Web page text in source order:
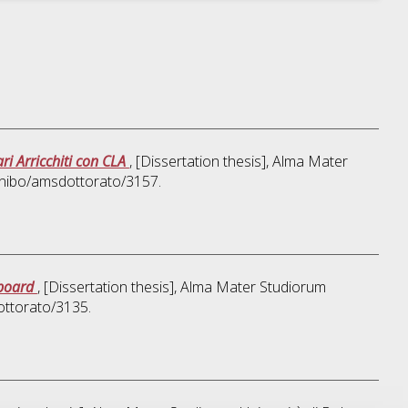
Arricchiti con CLA , [Dissertation thesis], Alma Mater
amsdottorato/3157.
, [Dissertation thesis], Alma Mater Studiorum
3135.